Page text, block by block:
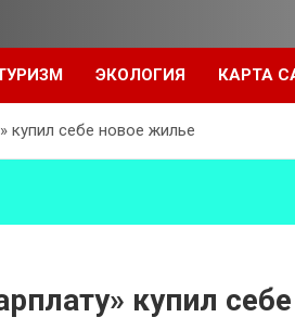
ЭКОЛОГИЯ КАРТА
купил себе новое жилье
купил